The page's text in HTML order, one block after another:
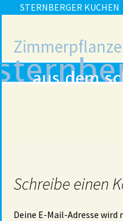
STERNBERGER KUCHEN
Schreibe einen
Deine E-Mail-Adresse